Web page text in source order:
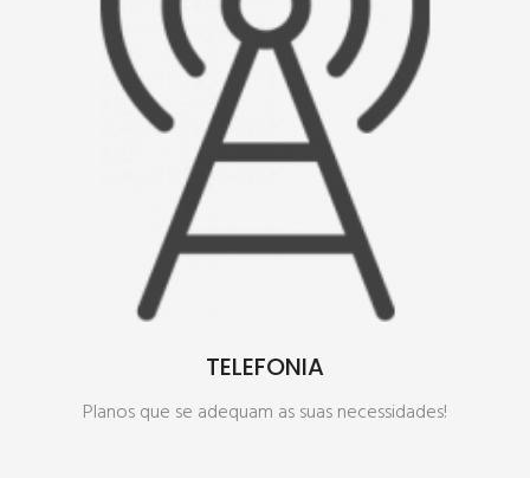
TELEFONIA
Planos que se adequam as suas necessidades!